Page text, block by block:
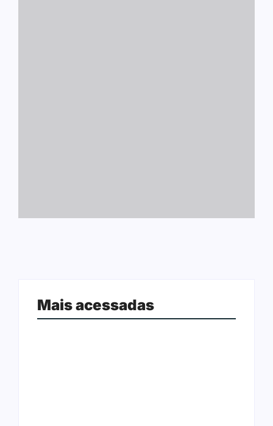
Mais acessadas